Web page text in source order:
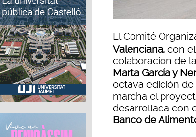
El Comité
Valenciana, con
colaboración de
Marta García y
octava edición
marcha el
desarrollada con
Banco de